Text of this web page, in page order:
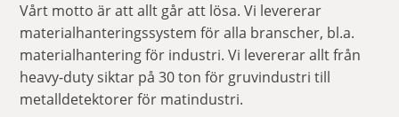
Vårt motto är att allt går att lösa. Vi levererar
materialhanteringssystem för alla branscher, bl.a.
materialhantering för industri. Vi levererar allt från
heavy-duty siktar på 30 ton för gruvindustri till
metalldetektorer för matindustri.